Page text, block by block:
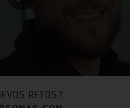
RETOS?